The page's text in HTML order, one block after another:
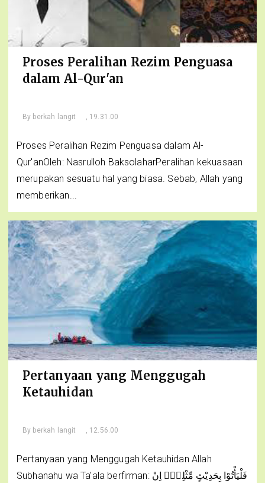
Proses Peralihan Rezim Penguasa
dalam Al-Qur'an
By berkah langit , 19.31.00
Proses Peralihan Rezim Penguasa dalam Al-
Qur'anOleh: Nasrulloh BaksolaharPeralihan kekuasaan
merupakan sesuatu hal yang biasa. Sebab, Allah yang
memberikan...
Pertanyaan yang Menggugah
Ketauhidan
By berkah langit , 12.56.00
Pertanyaan yang Menggugah Ketauhidan Allah
Subhanahu wa Ta'ala berfirman: فَلْيَأْتُوْا بِحَدِيْثٍ مِّثْلِهٖٓ اِنْ